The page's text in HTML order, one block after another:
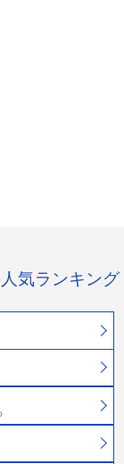
気ランキング